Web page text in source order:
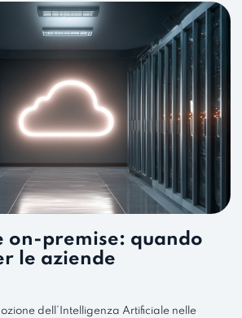
on-premise: quando
le aziende
dell’Intelligenza Artificiale nelle